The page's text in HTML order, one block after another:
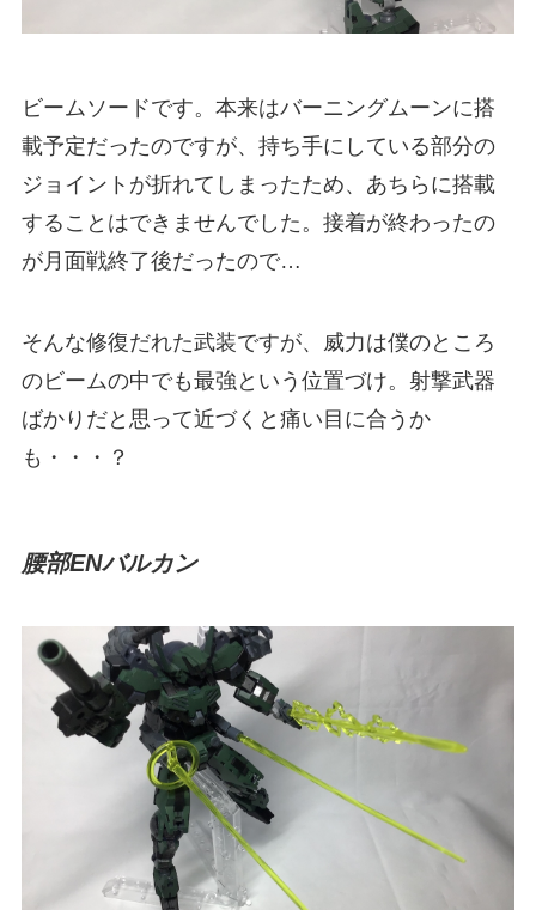
ビームソードです。本来はバーニングムーンに搭
載予定だったのですが、持ち手にしている部分の
ジョイントが折れてしまったため、あちらに搭載
することはできませんでした。接着が終わったの
が月面戦終了後だったので…
そんな修復だれた武装ですが、威力は僕のところ
のビームの中でも最強という位置づけ。射撃武器
ばかりだと思って近づくと痛い目に合うか
も・・・？
腰部ENバルカン